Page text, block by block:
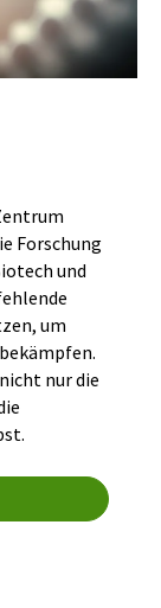
Forschung
und
um
nur die